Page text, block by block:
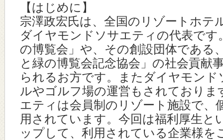
【はじめに】
宗澤政宏氏は、全国のリゾートホテ
ダイヤモンドソサエティの代表です
の博覧会」や、その創設団体である
と緑の博覧会記念協会」の社会貢献
られるお方です。またダイヤモン
ルやゴルフ場の運営もされており
エティは会員制のリゾート施設で、
用されています。今回は福利厚生と
ップして、利用されている企業様を